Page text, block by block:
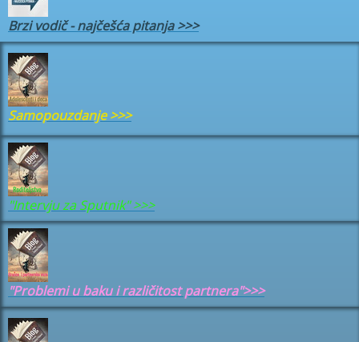
Brzi vodič - najčešća pitanja>>>
Samopouzdanje>>>
"Intervju za Sputnik" >>>
"Problemi u baku i različitost partnera">>>